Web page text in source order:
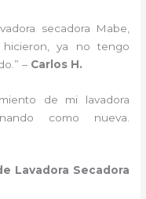
secadora Mabe,
ya no tengo
– Carlos H.
de mi lavadora
como nueva.
Lavadora Secadora